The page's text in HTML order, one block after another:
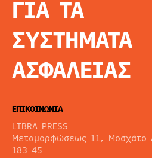
ΓΙΑ ΤΑ
ΣΥΣΤΗΜΑΤΑ
ΑΣΦΑΛΕΙΑΣ
ΕΠΙΚΟΙΝΩΝΙΑ
LIBRA PRESS
Μεταμορφώσεως 11, Μοσχάτο
183 45